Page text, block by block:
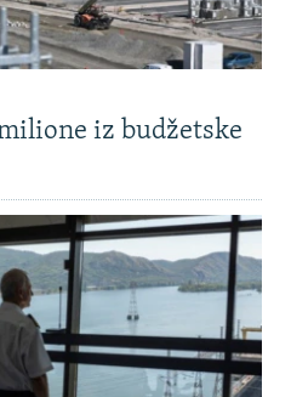
iz budžetske